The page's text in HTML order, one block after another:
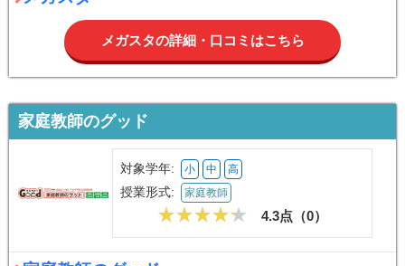
メガスタの詳細・口コミはこちら
家庭教師のグッド
対象学年: 小 中 高
授業形式: 家庭教師
4.3点（0）